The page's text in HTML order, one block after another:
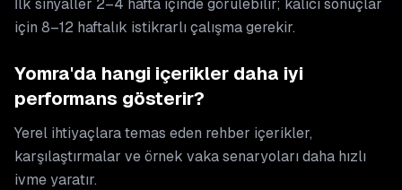
için 8–12 haftalık istikrarlı çalışma gerekir.
Yomra'da hangi içerikler daha iyi
performans gösterir?
Yerel ihtiyaçlara temas eden rehber içerikler,
karşılaştırmalar ve örnek vaka senaryoları daha hızlı
ivme yaratır.